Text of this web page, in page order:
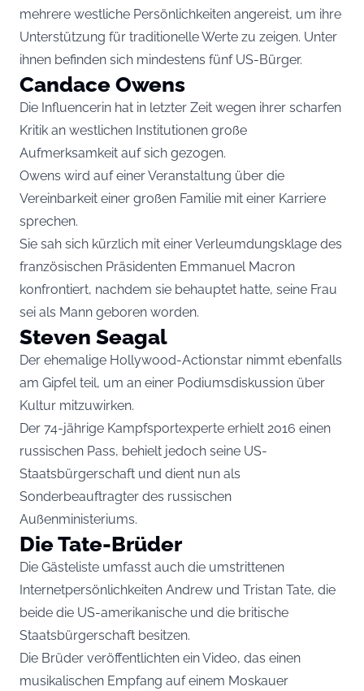
mehrere westliche Persönlichkeiten angereist, um ihre
Unterstützung für traditionelle Werte zu zeigen. Unter
ihnen befinden sich mindestens fünf US-Bürger.
Candace Owens
Die Influencerin hat in letzter Zeit wegen ihrer scharfen
Kritik an westlichen Institutionen große
Aufmerksamkeit auf sich gezogen.
Owens wird auf einer Veranstaltung über die
Vereinbarkeit einer großen Familie mit einer Karriere
sprechen.
Sie sah sich kürzlich mit einer Verleumdungsklage des
französischen Präsidenten Emmanuel Macron
konfrontiert, nachdem sie behauptet hatte, seine Frau
sei als Mann geboren worden.
Steven Seagal
Der ehemalige Hollywood-Actionstar nimmt ebenfalls
am Gipfel teil, um an einer Podiumsdiskussion über
Kultur mitzuwirken.
Der 74-jährige Kampfsportexperte erhielt 2016 einen
russischen Pass, behielt jedoch seine US-
Staatsbürgerschaft und dient nun als
Sonderbeauftragter des russischen
Außenministeriums.
Die Tate-Brüder
Die Gästeliste umfasst auch die umstrittenen
Internetpersönlichkeiten Andrew und Tristan Tate, die
beide die US-amerikanische und die britische
Staatsbürgerschaft besitzen.
Die Brüder veröffentlichten ein Video, das einen
musikalischen Empfang auf einem Moskauer